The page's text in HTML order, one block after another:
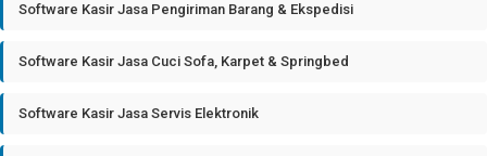
Software Kasir Jasa Pengiriman Barang & Ekspedisi
Software Kasir Jasa Cuci Sofa, Karpet & Springbed
Software Kasir Jasa Servis Elektronik